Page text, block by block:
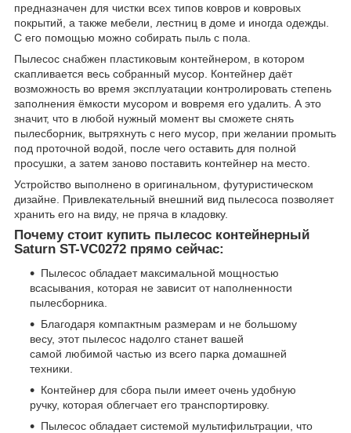
предназначен для чистки всех типов ковров и ковровых
покрытий, а также мебели, лестниц в доме и иногда одежды.
С его помощью можно собирать пыль с пола.
Пылесос снабжен пластиковым контейнером, в котором
скапливается весь собранный мусор. Контейнер даёт
возможность во время эксплуатации контролировать степень
заполнения ёмкости мусором и вовремя его удалить. А это
значит, что в любой нужный момент вы сможете снять
пылесборник, вытряхнуть с него мусор, при желании промыть
под проточной водой, после чего оставить для полной
просушки, а затем заново поставить контейнер на место.
Устройство выполнено в оригинальном, футуристическом
дизайне. Привлекательный внешний вид пылесоса позволяет
хранить его на виду, не пряча в кладовку.
Почему стоит купить пылесос контейнерный
Saturn ST-VC0272 прямо сейчас:
Пылесос обладает максимальной мощностью
всасывания, которая не зависит от наполненности
пылесборника.
Благодаря компактным размерам и не большому
весу, этот пылесос надолго станет вашей
самой любимой частью из всего парка домашней
техники.
Контейнер для сбора пыли имеет очень удобную
ручку, которая облегчает его транспортировку.
Пылесос обладает системой мультифильтрации, что